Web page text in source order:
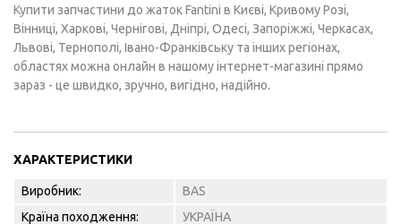
Купити запчастини до жаток Fantini в Києві, Кривому Розі,
Вінниці, Харкові, Чернігові, Дніпрі, Одесі, Запоріжжі, Черкасах,
Львові, Тернополі, Івано-Франківську та інших регіонах,
областях можна онлайн в нашому інтернет-магазині прямо
зараз - це швидко, зручно, вигідно, надійно.
ХАРАКТЕРИСТИКИ
Виробник:
BAS
Країна походження:
УКРАЇНА